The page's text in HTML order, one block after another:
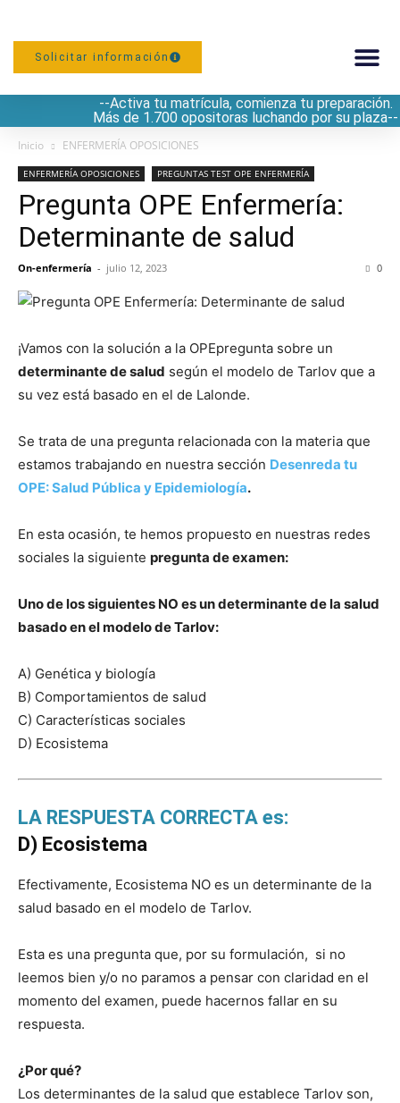
Solicitar información
--Activa tu matrícula, comienza tu preparación.
Más de 1.700 opositoras luchando por su plaza--
Inicio ENFERMERÍA OPOSICIONES
ENFERMERÍA OPOSICIONES PREGUNTAS TEST OPE ENFERMERÍA
Pregunta OPE Enfermería:
Determinante de salud
On-enfermería - julio 12, 2023 0
¡Vamos con la solución a la OPEpregunta sobre un
determinante de salud según el modelo de Tarlov que a
su vez está basado en el de Lalonde.
Se trata de una pregunta relacionada con la materia que
estamos trabajando en nuestra sección Desenreda tu
OPE: Salud Pública y Epidemiología.
En esta ocasión, te hemos propuesto en nuestras redes
sociales la siguiente pregunta de examen:
Uno de los siguientes NO esun determinante de la salud
basado en elmodelo de Tarlov:
A) Genética y biología
B) Comportamientos de salud
C) Características sociales
D) Ecosistema
LA RESPUESTA CORRECTA es:
D) Ecosistema
Efectivamente, Ecosistema NO es un determinante de la
salud basado en el modelo de Tarlov.
Esta es una pregunta que, por su formulación, si no
leemos bien y/o no paramos a pensar con claridad en el
momento del examen, puede hacernos fallar en su
respuesta.
¿Por qué?
Los determinantes de la salud que establece Tarlov son,